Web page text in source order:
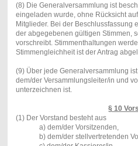
(8) Die Generalversammlung ist
eingeladen wurde, ohne Rücksicht
Mitglieder. Bei der Beschlussfassung
der abgegebenen gültigen Stimmen,
vorschreibt. Stimmenthaltungen
Stimmengleichheit ist der Antrag
(9) Über jede Generalversammlung
dem/der Versammlungsleiter/in und
unterzeichnen ist.
§ 10
(1) Der Vorstand besteht aus
a) dem/der Vorsitzenden,
b) dem/der stellvertretenden